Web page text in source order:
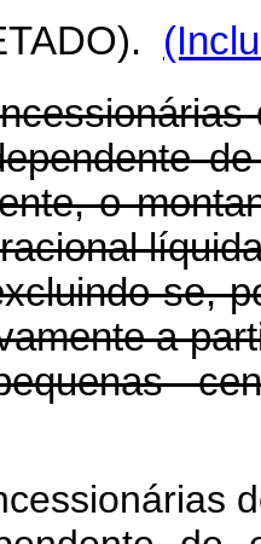
o
se,
a